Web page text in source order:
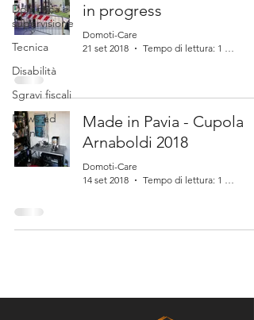
Domotica e
supervisione
Tecnica
Disabilità
Sgravi fiscali
News ed
eventi
in progress
Domoti-Care
21 set 2018
Tempo di lettura: 1 min
Made in Pavia - Cupola
Arnaboldi 2018
Domoti-Care
14 set 2018
Tempo di lettura: 1 min